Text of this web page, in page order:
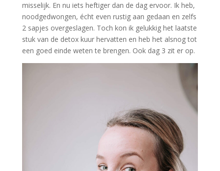
misselijk. En nu iets heftiger dan de dag ervoor. Ik heb,
noodgedwongen, écht even rustig aan gedaan en zelfs
2 sapjes overgeslagen. Toch kon ik gelukkig het laatste
stuk van de detox kuur hervatten en heb het alsnog tot
een goed einde weten te brengen. Ook dag 3 zit er op.